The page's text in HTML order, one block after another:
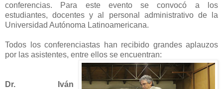
conferencias. Para este evento se convocó a los
estudiantes, docentes y al personal administrativo de la
Universidad Autónoma Latinoamericana.
Todos los conferenciastas han recibido grandes aplauzos
por las asistentes, entre ellos se encuentran:
Dr. Iván